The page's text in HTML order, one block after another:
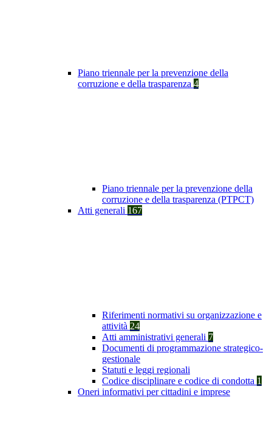
Piano triennale per la prevenzione della
corruzione e della trasparenza 4
Piano triennale per la prevenzione della
corruzione e della trasparenza (PTPCT)
Atti generali 167
Riferimenti normativi su organizzazione e
attività 24
Atti amministrativi generali 7
Documenti di programmazione strategico-
gestionale
Statuti e leggi regionali
Codice disciplinare e codice di condotta 1
Oneri informativi per cittadini e imprese